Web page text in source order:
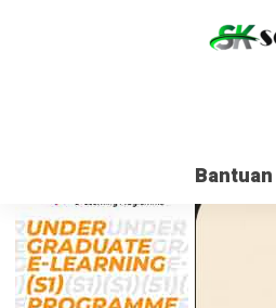
Bantuan